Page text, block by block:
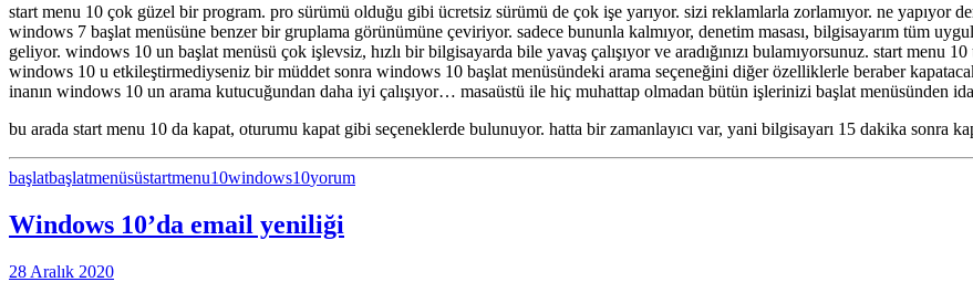
start menu 10 çok güzel bir program. pro sürümü olduğu gibi ücretsiz sürümü de çok işe yarıyor. sizi reklamlarla zorlamıyor. ne yapıyor
windows 7 başlat menüsüne benzer bir gruplama görünümüne çeviriyor. sadece bununla kalmıyor, denetim masası, bilgisayarım tüm
geliyor. windows 10 un başlat menüsü çok işlevsiz, hızlı bir bilgisayarda bile yavaş çalışıyor ve aradığınızı bulamıyorsunuz. start
windows 10 u etkileştirmediyseniz bir müddet sonra windows 10 başlat menüsündeki arama seçeneğini diğer özelliklerle beraber
inanın windows 10 un arama kutucuğundan daha iyi çalışıyor… masaüstü ile hiç muhattap olmadan bütün işlerinizi başlat menüsünden
bu arada start menu 10 da kapat, oturumu kapat gibi seçeneklerde bulunuyor. hatta bir zamanlayıcı var, yani bilgisayarı 15 dakika sonra
başlatbaşlatmenüsüstartmenu10windows10yorum
Windows 10’da email yeniliği
28 Aralık 2020